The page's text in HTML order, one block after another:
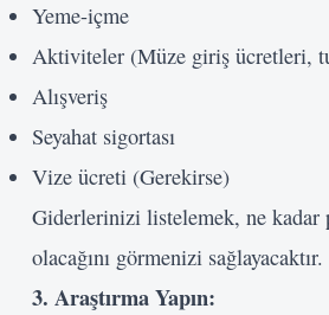
Yeme-içme
Aktiviteler (Müze giriş ücretleri,
Alışveriş
Seyahat sigortası
Vize ücreti (Gerekirse)
Giderlerinizi listelemek, ne kadar
olacağını görmenizi sağlayacaktır.
3. Araştırma Yapın: